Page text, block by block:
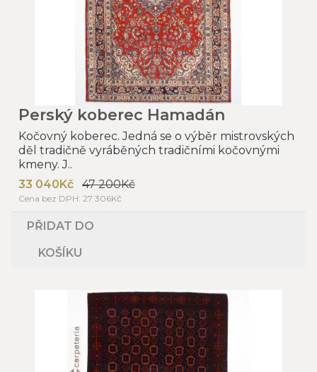
Perský koberec Hamadán
Kočovný koberec. Jedná se o výběr mistrovských
děl tradičně vyráběných tradičními kočovnými
kmeny. J..
33 040Kč
47 200Kč
Cena bez DPH: 27 306Kč
PŘIDAT DO
KOŠÍKU